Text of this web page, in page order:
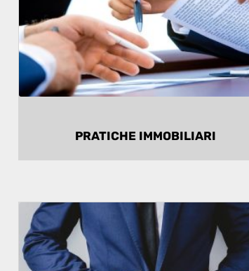
Ci occupiamo di reperire documenti
importanti come catasto, urbanistica,
certificazione energetica e altro.
PRATICHE IMMOBILIARI
SUPPORTO COSTANTE
Assistenza anche dopo la